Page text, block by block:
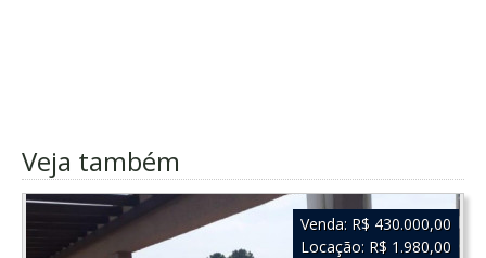
Veja também
Venda: R$ 430.000,00
Locação: R$ 1.980,00